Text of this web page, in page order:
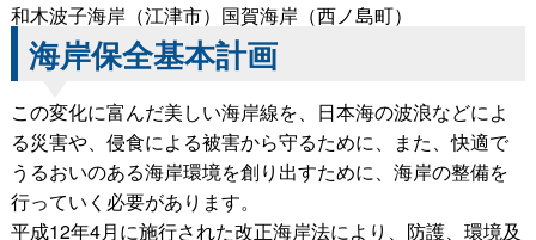
和木波子海岸（江津市）国賀海岸（西ノ島町）
海岸保全基本計画
この変化に富んだ美しい海岸線を、日本海の波浪などによ
る災害や、侵食による被害から守るために、また、快適で
うるおいのある海岸環境を創り出すために、海岸の整備を
行っていく必要があります。
平成12年4月に施行された改正海岸法により、防護、環境及